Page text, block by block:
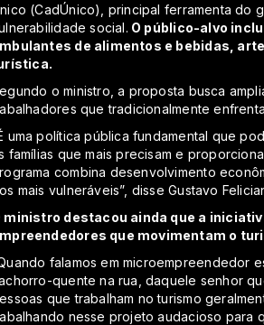
(CadÚnico), principal ferramenta do
social. O público-alvo
de alimentos e bebidas,
o ministro, a proposta busca
que tradicionalmente
uma política pública fundamental que
famílias que mais precisam e
combina desenvolvimento
mais vulneráveis”, disse Gustavo
ministro destacou ainda que a
que movimentam o
falamos em microempreendedor
quente na rua, daquele senhor
que trabalham no turismo
nesse projeto audacioso para